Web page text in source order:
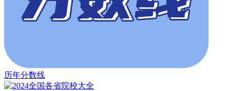
历年分数线